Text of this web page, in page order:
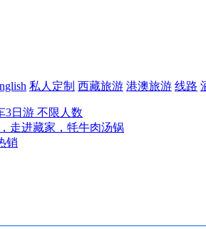
私人定制 西藏旅游 港澳旅游 线路
3日游 不限人数
走进藏家，牦牛肉汤锅
销